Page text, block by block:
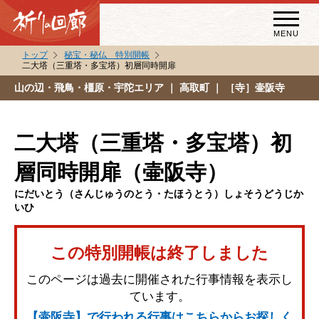
MENU
秘宝・秘仏特別開帳
祈りの回廊コラム
トップ
秘宝・秘仏 特別開帳
二大塔（三重塔・多宝塔）初層同時開扉
山の辺・飛鳥・橿原・宇陀エリア ｜ 高取町 ｜ ［寺］壷阪寺
二大塔（三重塔・多宝塔）初
層同時開扉（壷阪寺）
にだいとう（さんじゅうのとう・たほうとう）しょそうどうじか
いひ
この特別開帳は終了しました
このページは過去に開催された行事情報を表示し
ています。